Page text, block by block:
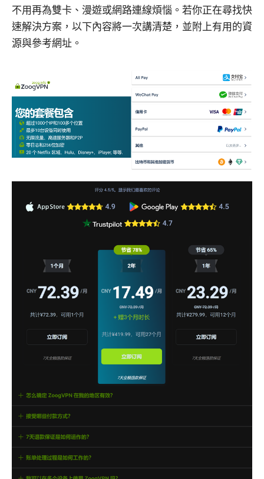
不用再為雙卡、漫遊或網路連線煩惱。若你正在尋找快
速解決方案，以下內容將一次講清楚，並附上有用的資
源與參考網址。